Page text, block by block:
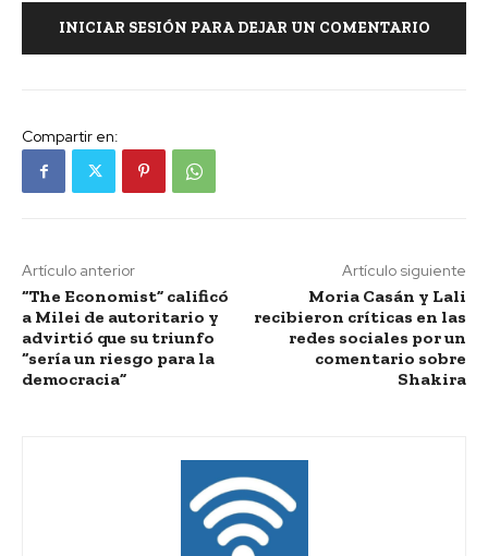
INICIAR SESIÓN PARA DEJAR UN COMENTARIO
Compartir en:
Artículo anterior
“The Economist” calificó
a Milei de autoritario y
advirtió que su triunfo
“sería un riesgo para la
democracia”
Artículo siguiente
Moria Casán y Lali
recibieron críticas en las
redes sociales por un
comentario sobre
Shakira